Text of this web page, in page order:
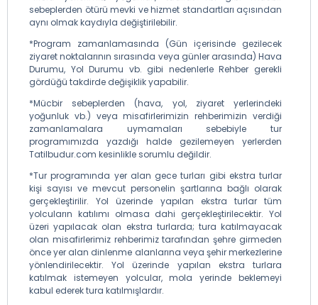
sebeplerden ötürü mevki ve hizmet standartları açısından
aynı olmak kaydıyla değiştirilebilir.
*Program zamanlamasında (Gün içerisinde gezilecek
ziyaret noktalarının sırasında veya günler arasında) Hava
Durumu, Yol Durumu vb. gibi nedenlerle Rehber gerekli
gördüğü takdirde değişiklik yapabilir.
*Mücbir sebeplerden (hava, yol, ziyaret yerlerindeki
yoğunluk vb.) veya misafirlerimizin rehberimizin verdiği
zamanlamalara uymamaları sebebiyle tur
programımızda yazdığı halde gezilemeyen yerlerden
Tatilbudur.com kesinlikle sorumlu değildir.
*Tur programında yer alan gece turları gibi ekstra turlar
kişi sayısı ve mevcut personelin şartlarına bağlı olarak
gerçekleştirilir. Yol üzerinde yapılan ekstra turlar tüm
yolcuların katılımı olmasa dahi gerçekleştirilecektir. Yol
üzeri yapılacak olan ekstra turlarda; tura katılmayacak
olan misafirlerimiz rehberimiz tarafından şehre girmeden
önce yer alan dinlenme alanlarına veya şehir merkezlerine
yönlendirilecektir. Yol üzerinde yapılan ekstra turlara
katılmak istemeyen yolcular, mola yerinde beklemeyi
kabul ederek tura katılmışlardır.